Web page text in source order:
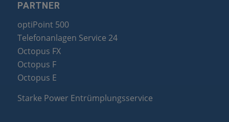
PARTNER
optiPoint 500
Telefonanlagen Service 24
Octopus FX
Octopus F
Octopus E
Starke Power Entrümplungsservice